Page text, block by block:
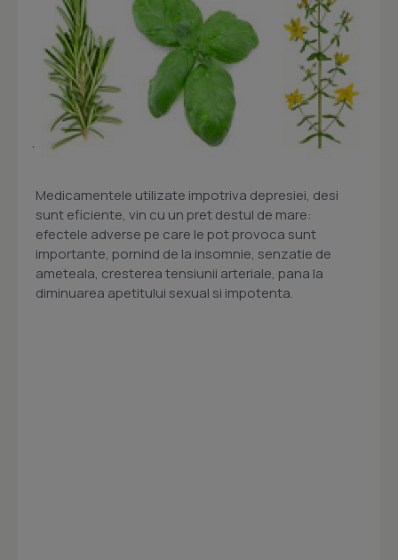
Medicamentele utilizate impotriva depresiei, desi
sunt eficiente, vin cu un pret destul de mare:
efectele adverse pe care le pot provoca sunt
importante, pornind de la insomnie, senzatie de
ameteala, cresterea tensiunii arteriale, pana la
diminuarea apetitului sexual si impotenta.